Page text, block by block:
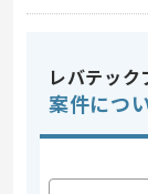
レバテック
案件につ